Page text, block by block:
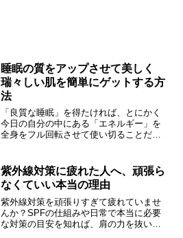
睡眠の質をアップさせて美しく
瑞々しい肌を簡単にゲットする方
法
「良質な睡眠」を得たければ、とにかく
今日の自分の中にある「エネルギー」を
全身をフル回転させて使い切ることだと
になり、更には肌環境も自然と良くなっ
てくるはずです。
紫外線対策に疲れた人へ、頑張ら
なくていい本当の理由
紫外線対策を頑張りすぎて疲れていませ
んか？SPFの仕組みや日常で本当に必要
な対策の目安を知れば、肩の力を抜いて